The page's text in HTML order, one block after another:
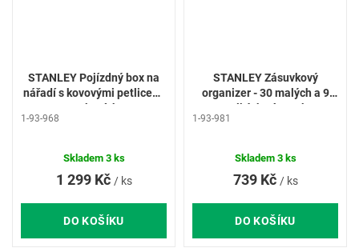
STANLEY Pojízdný box na
nářadí s kovovými petlicemi
na bocích
1 299 Kč / ks
DO KOŠÍKU
1-93-968
Skladem 3 ks
STANLEY Zásuvkový
organizer - 30 malých a 9
velkých zásuvek
739 Kč / ks
DO KOŠÍKU
1-93-981
Skladem 3 ks